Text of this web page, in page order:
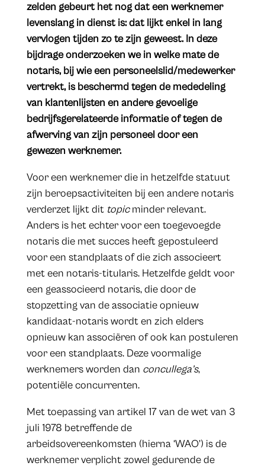
zelden gebeurt het nog dat een werknemer
levenslang in dienst is: dat lijkt enkel in lang
vervlogen tijden zo te zijn geweest. In deze
bijdrage onderzoeken we in welke mate de
notaris, bij wie een personeelslid/medewerker
vertrekt, is beschermd tegen de mededeling
van klantenlijsten en andere gevoelige
bedrijfsgerelateerde informatie of tegen de
afwerving van zijn personeel door een
gewezen werknemer.
Voor een werknemer die in hetzelfde statuut
zijn beroepsactiviteiten bij een andere notaris
verderzet lijkt dit topicminder relevant.
Anders is het echter voor een toegevoegde
notaris die met succes heeft gepostuleerd
voor een standplaats of die zich associeert
met een notaris-titularis. Hetzelfde geldt voor
een geassocieerd notaris, die door de
stopzetting van de associatie opnieuw
kandidaat-notaris wordt en zich elders
opnieuw kan associëren of ook kan postuleren
voor een standplaats. Deze voormalige
werknemers worden dan concullega’s,
potentiële concurrenten.
Met toepassing van artikel 17 van de wet van 3
juli 1978 betreffende de
arbeidsovereenkomsten (hierna ‘WAO’) is de
werknemer verplicht zowel gedurende de